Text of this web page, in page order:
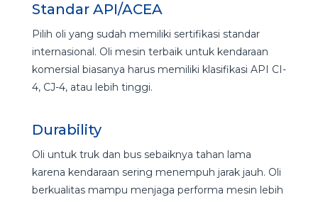
Standar API/ACEA
Pilih oli yang sudah memiliki sertifikasi standar
internasional. Oli mesin terbaik untuk kendaraan
komersial biasanya harus memiliki klasifikasi API CI-
4, CJ-4, atau lebih tinggi.
Durability
Oli untuk truk dan bus sebaiknya tahan lama
karena kendaraan sering menempuh jarak jauh. Oli
berkualitas mampu menjaga performa mesin lebih